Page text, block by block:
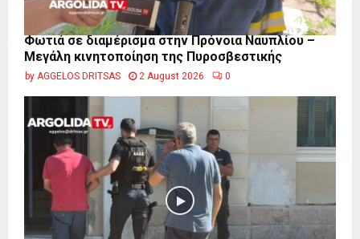
Φωτιά σε διαμέρισμα στην Πρόνοια Ναυπλίου –
Μεγάλη κινητοποίηση της Πυροσβεστικής
by AGGELOS DRITSAS 2 August 2026 0